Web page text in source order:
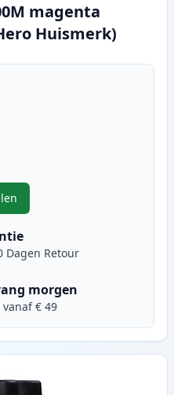
magenta
Huismerk)
te passen
stuks Brother LC900M
Dagen Retour
morgen
€ 49